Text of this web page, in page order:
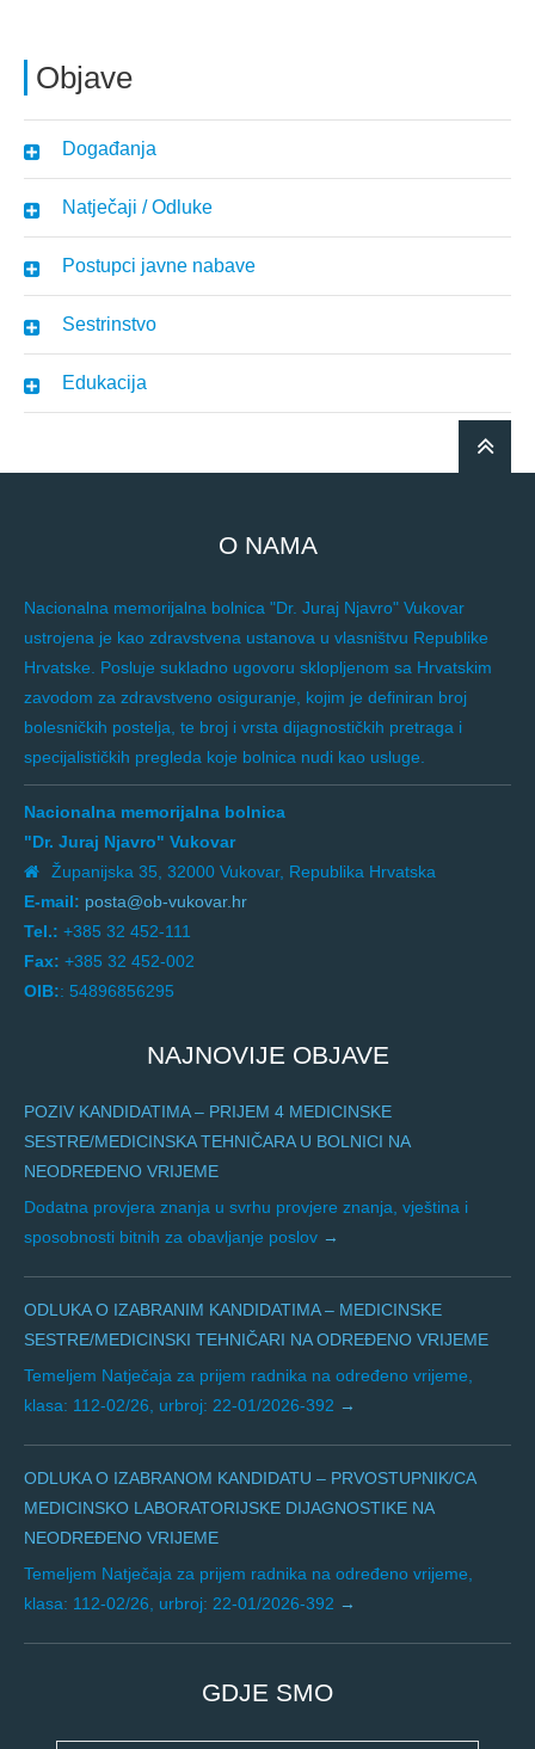
Objave
Događanja
Natječaji / Odluke
Postupci javne nabave
Sestrinstvo
Edukacija
O NAMA
Nacionalna memorijalna bolnica "Dr. Juraj Njavro" Vukovar
ustrojena je kao zdravstvena ustanova u vlasništvu Republike
Hrvatske. Posluje sukladno ugovoru sklopljenom sa Hrvatskim
zavodom za zdravstveno osiguranje, kojim je definiran broj
bolesničkih postelja, te broj i vrsta dijagnostičkih pretraga i
specijalističkih pregleda koje bolnica nudi kao usluge.
Nacionalna memorijalna bolnica
"Dr. Juraj Njavro" Vukovar
Županijska 35, 32000 Vukovar, Republika Hrvatska
E-mail: posta@ob-vukovar.hr
Tel.: +385 32 452-111
Fax: +385 32 452-002
OIB:: 54896856295
NAJNOVIJE OBJAVE
POZIV KANDIDATIMA – PRIJEM 4 MEDICINSKE
SESTRE/MEDICINSKA TEHNIČARA U BOLNICI NA
NEODREĐENO VRIJEME
Dodatna provjera znanja u svrhu provjere znanja, vještina i
sposobnosti bitnih za obavljanje poslov
ODLUKA O IZABRANIM KANDIDATIMA – MEDICINSKE
SESTRE/MEDICINSKI TEHNIČARI NA ODREĐENO VRIJEME
Temeljem Natječaja za prijem radnika na određeno vrijeme,
klasa: 112-02/26, urbroj: 22-01/2026-392
ODLUKA O IZABRANOM KANDIDATU – PRVOSTUPNIK/CA
MEDICINSKO LABORATORIJSKE DIJAGNOSTIKE NA
NEODREĐENO VRIJEME
Temeljem Natječaja za prijem radnika na određeno vrijeme,
klasa: 112-02/26, urbroj: 22-01/2026-392
GDJE SMO